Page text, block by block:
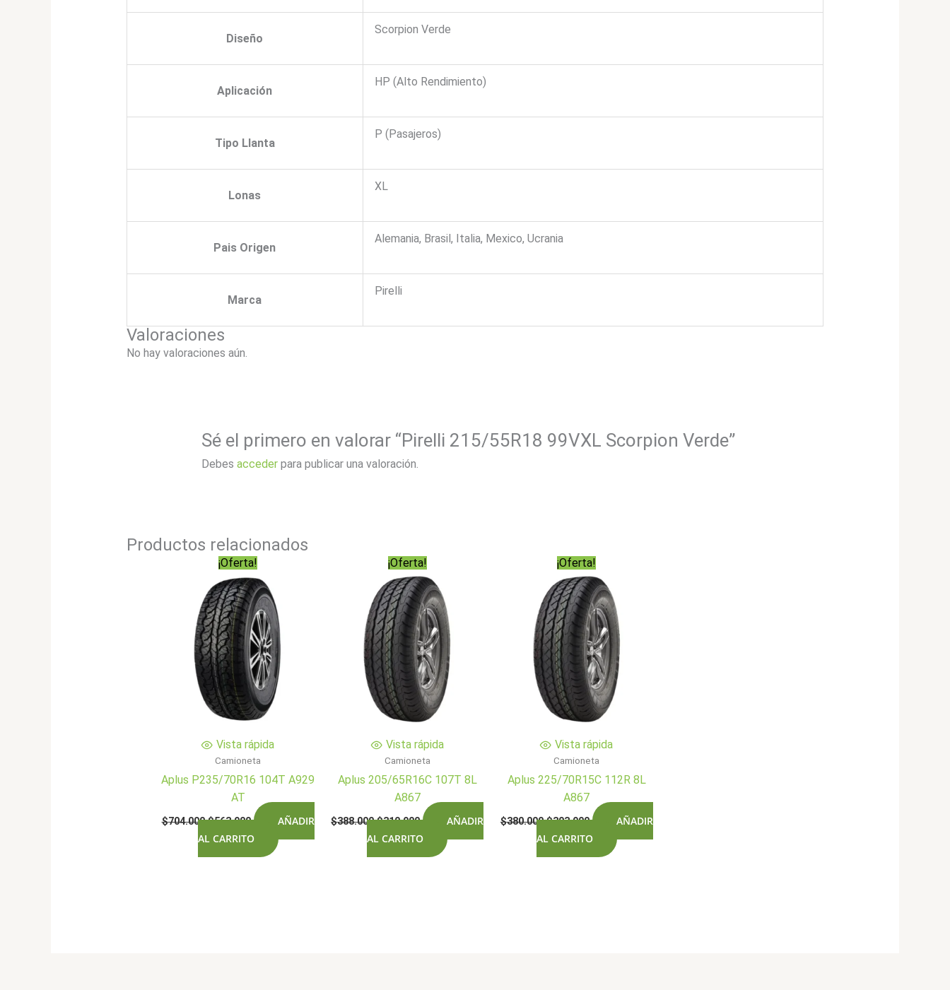
Diseño
Scorpion Verde
Aplicación
HP (Alto Rendimiento)
Tipo Llanta
P (Pasajeros)
Lonas
XL
Pais Origen
Alemania, Brasil, Italia, Mexico, Ucrania
Marca
Pirelli
Valoraciones
No hay valoraciones aún.
Sé el primero en valorar “Pirelli 215/55R18 99VXL Scorpion Verde”
Debesacceder para publicar una valoración.
Productos relacionados
¡Oferta!
Vista rápida
Camioneta
Aplus P235/70R16 104T A929
AT
$704.000El
original
era:
$563.900El
actual
es:
AÑADIR
AL CARRITO
¡Oferta!
Vista rápida
Camioneta
Aplus 205/65R16C 107T 8L
A867
$388.000El
original
era:
$310.900El
actual
es:
AÑADIR
AL CARRITO
¡Oferta!
Vista rápida
Camioneta
Aplus 225/70R15C 112R 8L
A867
$380.000El
original
era:
$303.900El
actual
es:
AÑADIR
AL CARRITO